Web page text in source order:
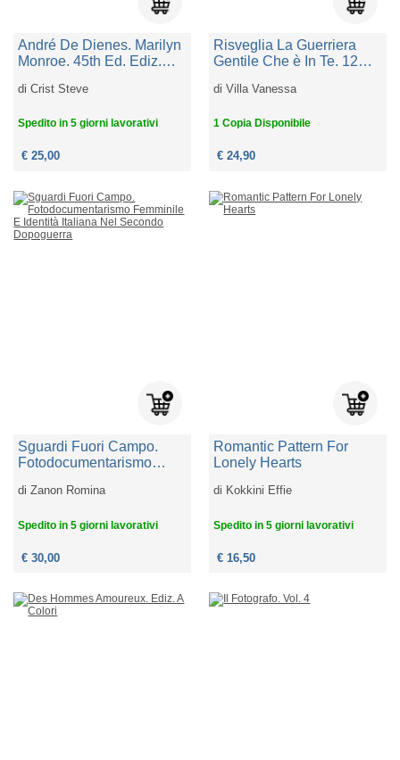
André De Dienes. Marilyn
Monroe. 45th Ed. Ediz.
diCrist Steve
Spedito in 5 giorni lavorativi
€ 25,00
Risveglia La Guerriera
Gentile Che è In Te. 12
La Tua Vita
diVilla Vanessa
1 Copia Disponibile
€ 24,90
Sguardi Fuori Campo.
Fotodocumentarismo
Italiana Nel Secondo
diZanon Romina
Spedito in 5 giorni lavorativi
€ 30,00
Romantic Pattern For
Lonely Hearts
di Kokkini Effie
Spedito in 5 giorni lavorativi
€ 16,50